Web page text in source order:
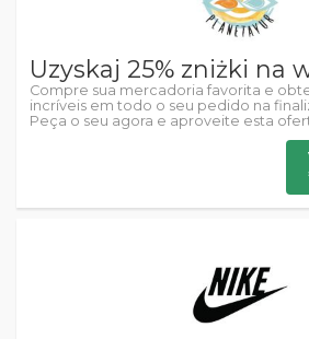
Uzyskaj 25% zniżki na
Compre sua mercadoria favorita e
incríveis em todo o seu pedido na
Peça o seu agora e aproveite esta